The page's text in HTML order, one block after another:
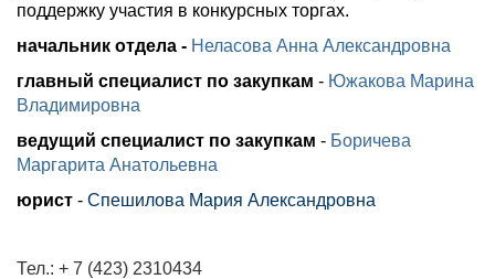
поддержку участия в конкурсных торгах.
начальник отдела - Неласова Анна Александровна
главный специалист по закупкам - Южакова Марина
Владимировна
ведущий специалист по закупкам - Боричева
Маргарита Анатольевна
юрист - Спешилова Мария Александровна
Тел.: + 7 (423) 2310434